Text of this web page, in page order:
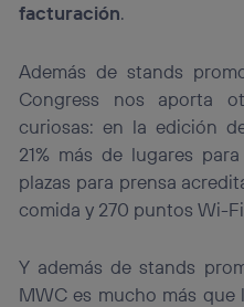
facturación.
Además de stands
Congress nos aporta
curiosas: en la edición
21% más de lugares
plazas para prensa
comida y 270 puntos Wi-
Y además de stands
MWC es mucho más que